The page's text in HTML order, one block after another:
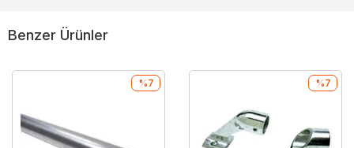
Benzer Ürünler
%7 %7